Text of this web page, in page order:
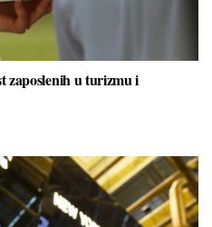
zaposlenih u turizmu i